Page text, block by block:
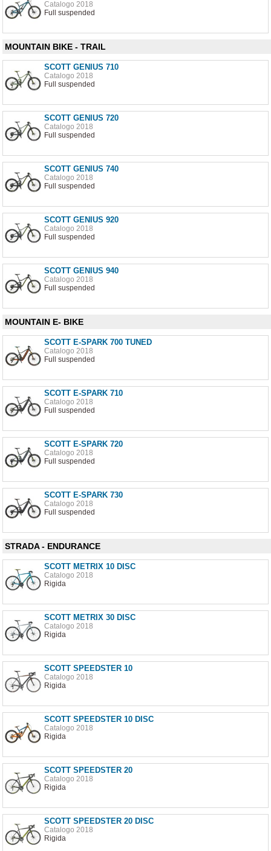
Catalogo 2018
Full suspended
MOUNTAIN BIKE - TRAIL
SCOTT GENIUS 710
Catalogo 2018
Full suspended
SCOTT GENIUS 720
Catalogo 2018
Full suspended
SCOTT GENIUS 740
Catalogo 2018
Full suspended
SCOTT GENIUS 920
Catalogo 2018
Full suspended
SCOTT GENIUS 940
Catalogo 2018
Full suspended
MOUNTAIN E- BIKE
SCOTT E-SPARK 700 TUNED
Catalogo 2018
Full suspended
SCOTT E-SPARK 710
Catalogo 2018
Full suspended
SCOTT E-SPARK 720
Catalogo 2018
Full suspended
SCOTT E-SPARK 730
Catalogo 2018
Full suspended
STRADA - ENDURANCE
SCOTT METRIX 10 DISC
Catalogo 2018
Rigida
SCOTT METRIX 30 DISC
Catalogo 2018
Rigida
SCOTT SPEEDSTER 10
Catalogo 2018
Rigida
SCOTT SPEEDSTER 10 DISC
Catalogo 2018
Rigida
SCOTT SPEEDSTER 20
Catalogo 2018
Rigida
SCOTT SPEEDSTER 20 DISC
Catalogo 2018
Rigida